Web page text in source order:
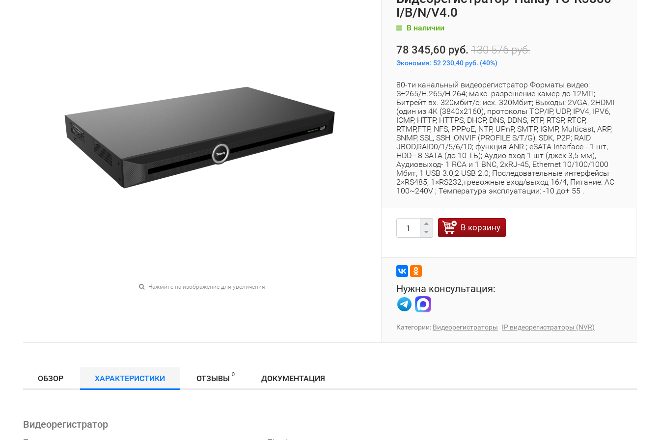
Нажмите на изображение для увеличения
I/B/N/V4.0
В наличии
78 345,60 руб. 130 576 руб.
Экономия: 52 230,40 руб. (40%)
80-ти канальный видеорегистратор Форматы видео:
S+265/H.265/H.264; макс. разрешение камер до 12МП;
Битрейт вх. 320мбит/с; исх. 320Мбит; Выходы: 2VGA, 2HDMI
(один из 4K (3840x2160), протоколы TCP/IP, UDP, IPV4, IPV6,
ICMP, HTTP, HTTPS, DHCP, DNS, DDNS, RTP, RTSP, RTCP,
RTMP,FTP, NFS, PPPoE, NTP, UPnP, SMTP, IGMP, Multicast, ARP,
SNMP, SSL, SSH ;ONVIF (PROFILE S/T/G), SDK, P2P; RAID
JBOD,RAID0/1/5/6/10; функция ANR ; eSATA Interface - 1 шт,
HDD - 8 SATA (до 10 ТБ); Аудио вход 1 шт (джек 3,5 мм),
Аудиовыход- 1 RCA и 1 BNC, 2xRJ-45, Ethernet 10/100/1000
Мбит, 1 USB 3.0;2 USB 2.0; Последовательные интерфейсы
2×RS485, 1×RS232,тревожные вход/выход 16/4, Питание: AC
100~240V ; Температура эксплуатации: -10 до+ 55 .
В корзину
Нужна консультация:
Категории: Видеорегистраторы IP видеорегистраторы (NVR)
ОБЗОР ХАРАКТЕРИСТИКИ ОТЗЫВЫ 0 ДОКУМЕНТАЦИЯ
Видеорегистратор